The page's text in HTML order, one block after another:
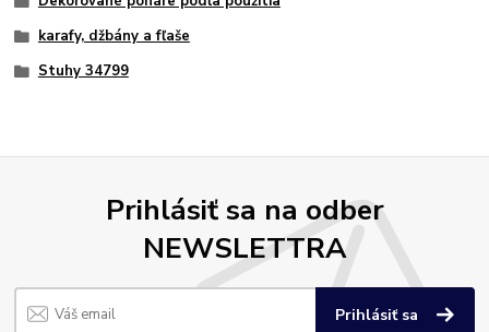
karafy, džbány a fľaše
Stuhy 34799
Prihlásiť sa na odber
NEWSLETTRA
Prihlásiť sa